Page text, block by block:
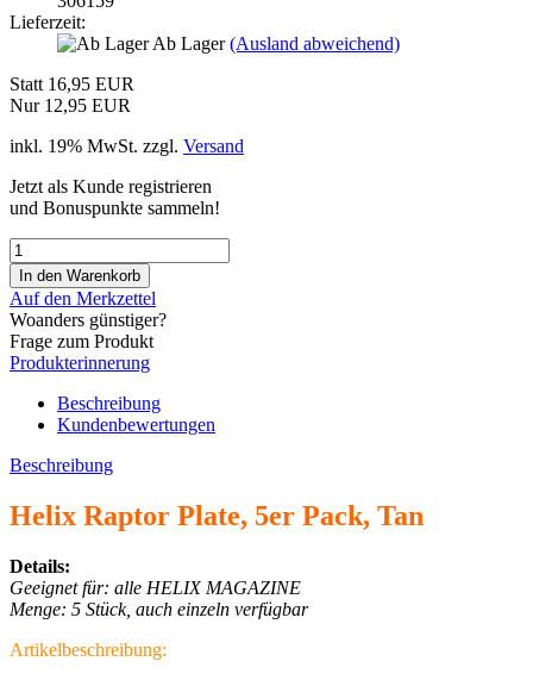
Lieferzeit:
Ab Lager(Ausland abweichend)
Statt 16,95 EUR
Nur 12,95 EUR
inkl. 19% MwSt. zzgl. Versand
Jetzt als Kunde registrieren
und Bonuspunkte sammeln!
Auf den Merkzettel
Woanders günstiger?
Frage zum Produkt
Produkterinnerung
Beschreibung
Kundenbewertungen
Beschreibung
Helix Raptor Plate, 5er Pack, Tan
Details:
Geeignet für: alle HELIX MAGAZINE
Menge: 5 Stück, auch einzeln verfügbar
Artikelbeschreibung: